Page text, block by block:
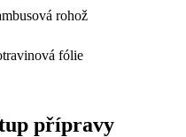
rohož
fólie
přípravy